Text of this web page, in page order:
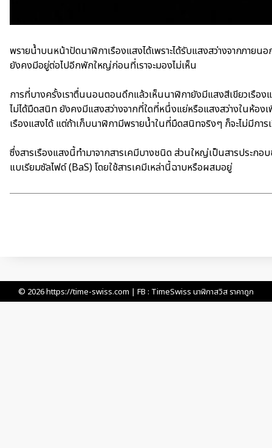
พรายน้ำบนหน้าปัดนาฬิกาเรืองแสงได้เพราะได้รับแสงสว่างจากภายน
ยังคงมีอยู่ต่อไปอีกพักใหญ่ก่อนที่เราจะมองไม่เห็น
การที่บางครั้งเราตื่นนอนตอนดึกแล้วเห็นนาฬิกายังมีแสงสีเขียวเรือง
ไม่ได้มืดสนิท ยังคงมีแสงสว่างจากที่ใดที่หนึ่งแย่หรือแสงสว่างในห้อง
เรืองแสงได้ แต่ถ้าเก็บนาฬิกามีพรายน้ำในที่มืดสนิทจริงๆ ก็จะไม่มีกา
ซึ่งสารเรืองแสงนี้ทำมาจากสารเคมีบางชนิด ส่วนใหญ่เป็นสารประกอ
แบเรียมซัลไฟด์ (BaS) โดยใช้สารเคมีเหล่านี้ฉาบหรือผสมอยู่
© 2026https://time-swiss.com | FB : TimeSwiss นาฬิกาสวิส ราคาถูก